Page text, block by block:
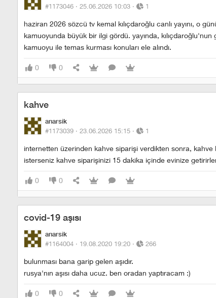
#1173046 · 25.06.2026 10:03 · 1
haziran 2026 sözcü tv kemal kılıçdaroğlu canlı yayını, o
kamuoyunda büyük bir ilgi gördü. yayında, kılıçdaroğlu'nun
kamuoyu ile temas kurması konuları ele alındı.
0 0
kahve
anarsik
#1173039 · 23.06.2026 15:15 · 1
internetten üzerinden kahve siparişi verdikten sonra,
i̇sterseniz kahve siparişinizi 15 dakika içinde evinize
0 0
covid-19 aşısı
anarsik
#1164004 · 19.08.2020 19:20 · 266
bulunması bana garip gelen aşıdır.
rusya'nın aşısı daha ucuz. ben oradan yaptıracam :)
0 0